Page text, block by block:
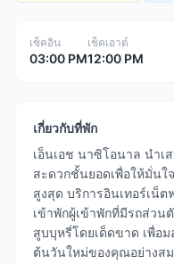
เช็คอิน
03:00 PM
เช็คเอาต์
12:00 PM
เกี่ยวกับที่พัก
เอ็นเอช นาซิโอนาล นำเ
สะดวกชั้นยอดเพื่อให้มั่นใ
สูงสุด บริการอินเทอร์เน็
เข้าพักผู้เข้าพักที่มีรถส่วน
สูบบุหรี่โดยเด็ดขาด เพื่อ
ต้นวันใหม่ของคุณอย่างส